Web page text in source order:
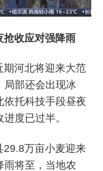
抢收应对强降雨
河北将迎来大范
局部还会出现冰
依托科技手段昼夜
度已过半。
29.8万亩小麦迎来
雨将至，当地农